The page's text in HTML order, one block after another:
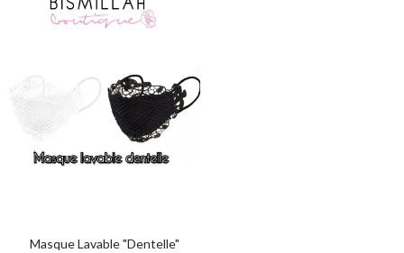
Masque Lavable "dentelle"